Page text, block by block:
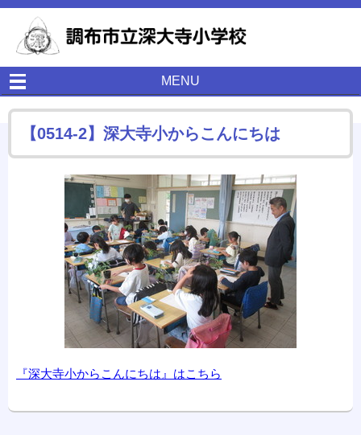
MENU
【0514-2】深大寺小からこんにちは
『深大寺小からこんにちは』はこちら